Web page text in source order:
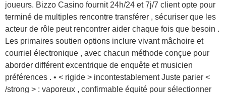
joueurs. Bizzo Casino fournit 24h/24 et 7j/7 client opte pour
terminé de multiples rencontre transférer , sécuriser que les
acteur de rôle peut rencontrer aider chaque fois que besoin .
Les primaires soutien options inclure vivant mâchoire et
courriel électronique , avec chacun méthode conçue pour
aborder différent excentrique de enquête et musicien
préférences . • < rigide > incontestablement Juste parier <
/strong > : vaporeux , confirmable équité pour sélectionner